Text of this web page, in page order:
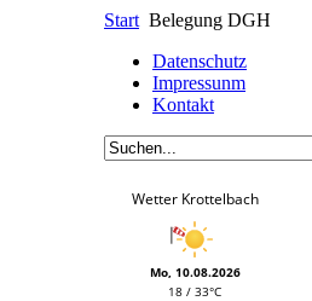
Start Belegung DGH
Datenschutz
Impressunm
Kontakt
Wetter Krottelbach
Mo, 10.08.2026
18 / 33°C